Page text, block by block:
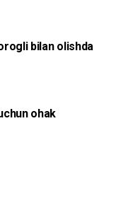
bilan olishda
ohak